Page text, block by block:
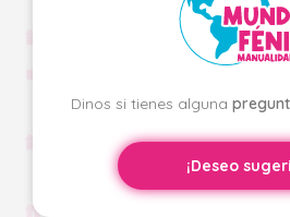
Dinos si tienes alguna
¡Deseo